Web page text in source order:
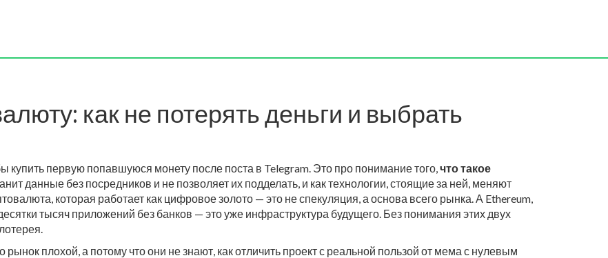
как не потерять деньги и выбрать
купить первую попавшуюся монету после поста в Telegram. Это про понимание того,что такое
данные без посредников и не позволяет их подделать, и как технологии, стоящие за ней, меняют
которая работает как цифровое золото — это не спекуляция, а основа всего рынка. А Ethereum,
тысяч приложений без банков — это уже инфраструктура будущего. Без понимания этих двух
плохой, а потому что они не знают, как отличить проект с реальной пользой от мема с нулевым